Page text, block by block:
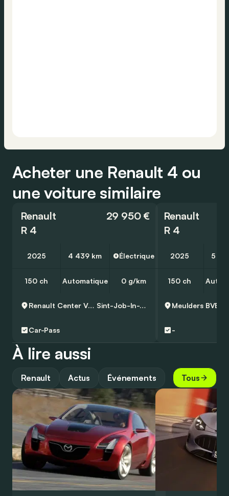
Acheter une Renault 4 ou
une voiture similaire
Renault
R 4
29 950 €
2025 4 439 km Électrique
150 ch Automatique 0 g/km
Renault Center Van Trier Sint-Job-In-T-Goor
Car-Pass
Renault
R 4
2025 5
150 ch
Meulders BVBA
-
À lire aussi
Renault Actus Événements Tous